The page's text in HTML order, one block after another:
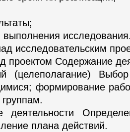
исследовательским
проектом Содержание
(целеполагание)
формирование
деятельности
плана действий.